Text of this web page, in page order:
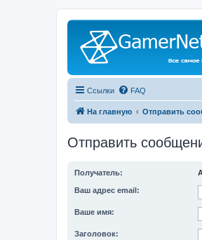
Ссылки FAQ
На главную Отправить
Отправить
Получатель:
Ваш адрес email:
Ваше имя:
Заголовок: